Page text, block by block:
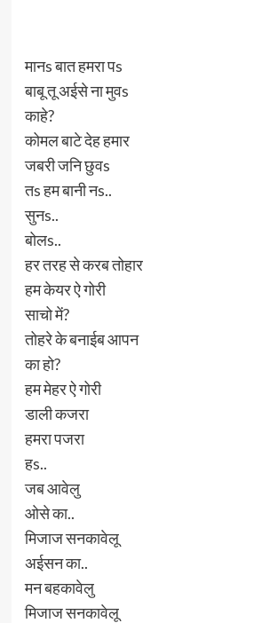
मानs बात हमरा पs
बाबू तू अईसे ना मुवs
काहे?
कोमल बाटे देह हमार
जबरी जनि छुवs
तs हम बानी नs..
सुनs..
बोलs..
हर तरह से करब तोहार
हम केयर ऐ गोरी
साचो में?
तोहरे के बनाईब आपन
का हो?
हम मेहर ऐ गोरी
डाली कजरा
हमरा पजरा
हs..
जब आवेलु
ओसे का..
मिजाज सनकावेलू
अईसन का..
मन बहकावेलु
मिजाज सनकावेलू